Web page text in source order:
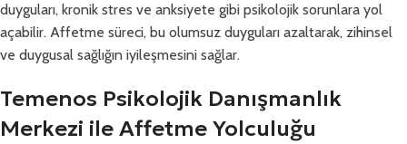
duyguları, kronik stres ve anksiyete gibi psikolojik sorunlara yol
açabilir. Affetme süreci, bu olumsuz duyguları azaltarak, zihinsel
ve duygusal sağlığın iyileşmesini sağlar.
Temenos Psikolojik Danışmanlık
Merkezi ile Affetme Yolculuğu